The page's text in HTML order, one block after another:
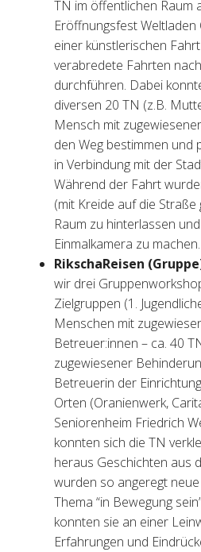
TN im öffentlichen Raum
Eröffnungsfest
einer künstlerischen
verabredete Fahrten
durchführen. Dabei
diversen 20 TN (z.B.
Mensch mit
den Weg bestimmen und
in Verbindung mit der
Während der Fahrt
(mit Kreide auf die
Raum zu hinterlassen
Einmalkamera zu machen.
RikschaReisen
wir drei
Zielgruppen (1.
Menschen mit
Betreuer:innen – ca. 40
zugewiesener
Betreuerin der
Orten (Oranienwerk,
Seniorenheim Friedrich
konnten sich die TN
heraus Geschichten aus
wurden so angeregt
Thema “in Bewegung
konnten sie an einer
Erfahrungen und